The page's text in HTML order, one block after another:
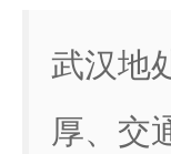
武汉地
厚、交